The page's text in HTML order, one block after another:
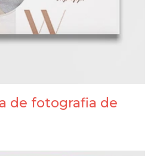
de fotografia de